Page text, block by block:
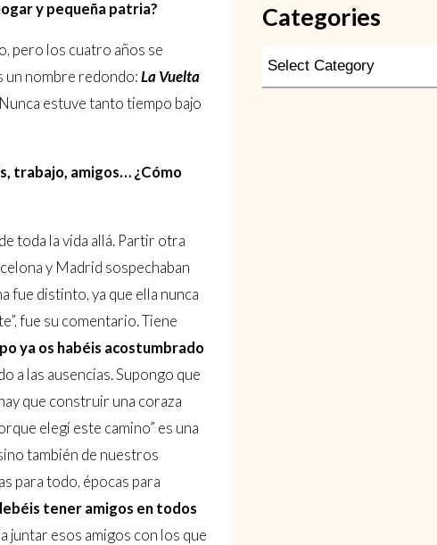
y pequeña patria?
pero los cuatro años se
un nombre redondo:La Vuelta
Nunca estuve tanto tiempo bajo
trabajo, amigos… ¿Cómo
toda la vida allá. Partir otra
y Madrid sospechaban
fue distinto, ya que ella nunca
fue su comentario. Tiene
ya os habéis acostumbrado
a las ausencias. Supongo que
que construir una coraza
elegí este camino” es una
también de nuestros
para todo, épocas para
tener amigos en todos
juntar esos amigos con los que
Categories